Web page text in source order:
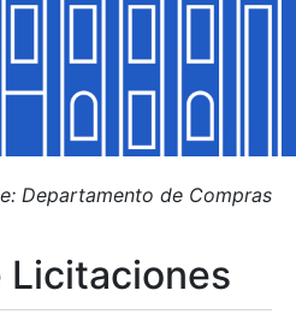
Departamento de Compras